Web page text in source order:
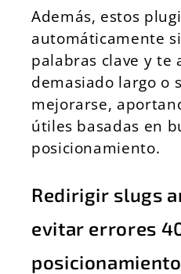
Además, estos
automáticamente
palabras clave y te
demasiado largo o
mejorarse,
útiles basadas en
posicionamiento.
Redirigir slugs
evitar errores
posicionamiento